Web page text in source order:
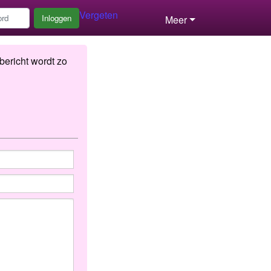
Inloggen Vergeten Meer
wordt zo